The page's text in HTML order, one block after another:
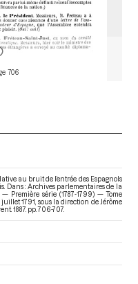
706
au bruit de l’entrée des Espagnols
Dans : Archives parlementaires de la
Première série (1787-1799) — Tome
1791 , sous la direction de Jérôme
1887. pp. 706-707.